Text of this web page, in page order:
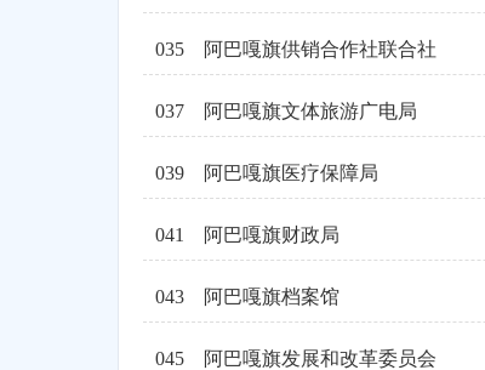
035 阿巴嘎旗供销合作社联合社
037 阿巴嘎旗文体旅游广电局
039 阿巴嘎旗医疗保障局
041 阿巴嘎旗财政局
043 阿巴嘎旗档案馆
045 阿巴嘎旗发展和改革委员会